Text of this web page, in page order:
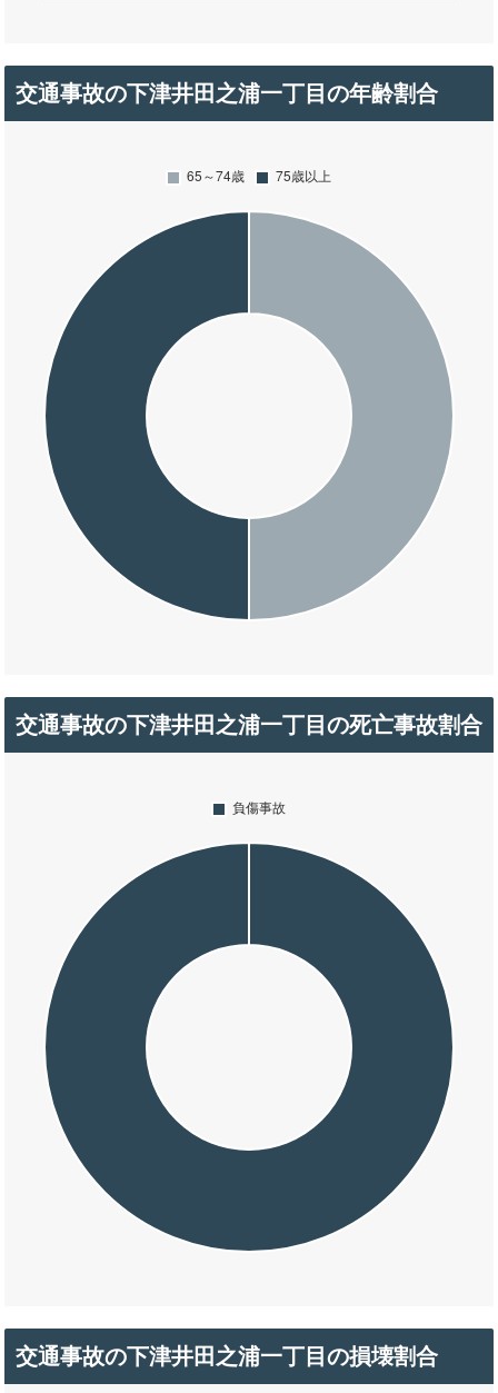
交通事故の下津井田之浦一丁目の年齢割合
交通事故の下津井田之浦一丁目の死亡事故割合
交通事故の下津井田之浦一丁目の損壊割合